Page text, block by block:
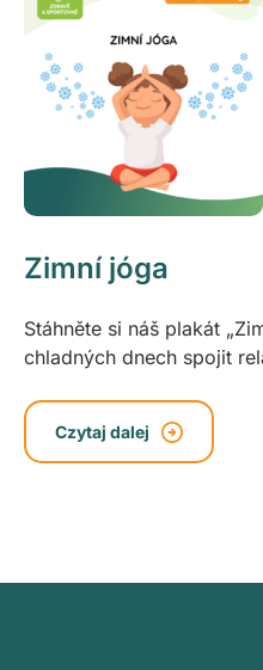
Zimní jóga
Stáhněte si náš plakát
chladných dnech spojit
Czytaj dalej